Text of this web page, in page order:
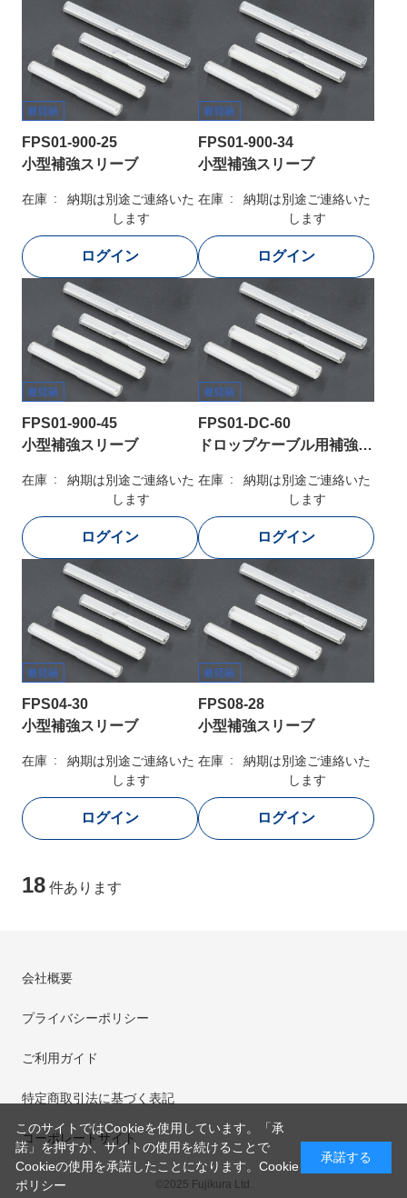
FPS01-900-25
小型補強スリーブ
在庫
納期は別途ご連絡いた
します
FPS01-900-34
小型補強スリーブ
在庫
納期は別途ご連絡いた
します
FPS01-900-45
小型補強スリーブ
在庫
納期は別途ご連絡いた
します
FPS01-DC-60
ドロップケーブル用補強スリーブ
在庫
納期は別途ご連絡いた
します
FPS04-30
小型補強スリーブ
在庫
納期は別途ご連絡いた
します
FPS08-28
小型補強スリーブ
在庫
納期は別途ご連絡いた
します
18 件あります
会社概要
プライバシーポリシー
ご利用ガイド
特定商取引法に基づく表記
コーポレートサイト
©2025 Fujikura Ltd.
このサイトではCookieを使用しています。「承
諾」を押すか、サイトの使用を続けることで
Cookieの使用を承諾したことになります。 Cookie
ポリシー
承諾する